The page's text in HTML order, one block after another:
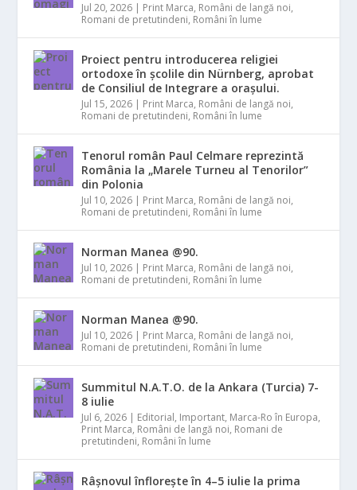
Jul 20, 2026 | Print Marca, Români de langă noi,
Romani de pretutindeni, Români în lume
Proiect pentru introducerea religiei
ortodoxe în școlile din Nürnberg, aprobat
de Consiliul de Integrare a orașului.
Jul 15, 2026 | Print Marca, Români de langă noi,
Romani de pretutindeni, Români în lume
Tenorul român Paul Celmare reprezintă
România la „Marele Turneu al Tenorilor”
din Polonia
Jul 10, 2026 | Print Marca, Români de langă noi,
Romani de pretutindeni, Români în lume
Norman Manea @90.
Jul 10, 2026 | Print Marca, Români de langă noi,
Romani de pretutindeni, Români în lume
Norman Manea @90.
Jul 10, 2026 | Print Marca, Români de langă noi,
Romani de pretutindeni, Români în lume
Summitul N.A.T.O. de la Ankara (Turcia) 7-
8 iulie
Jul 6, 2026 | Editorial, Important, Marca-Ro în Europa,
Print Marca, Români de langă noi, Romani de
pretutindeni, Români în lume
Râșnovul înflorește în 4–5 iulie la prima